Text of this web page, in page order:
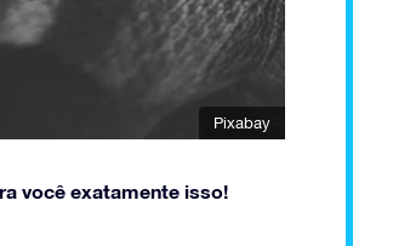
Pixabay
você exatamente isso!